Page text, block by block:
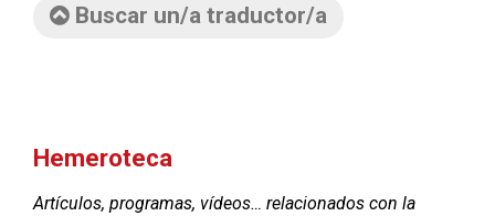
Buscar un/a traductor/a
Hemeroteca
Artículos, programas, vídeos… relacionados con la